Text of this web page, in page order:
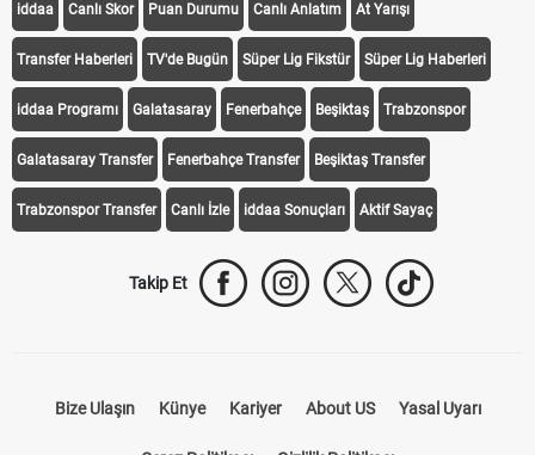
iddaa Canlı Skor Puan Durumu Canlı Anlatım At Yarışı
Transfer Haberleri TV'de Bugün Süper Lig Fikstür Süper Lig Haberleri
iddaa Programı Galatasaray Fenerbahçe Beşiktaş Trabzonspor
Galatasaray Transfer Fenerbahçe Transfer Beşiktaş Transfer
Trabzonspor Transfer Canlı İzle iddaa Sonuçları Aktif Sayaç